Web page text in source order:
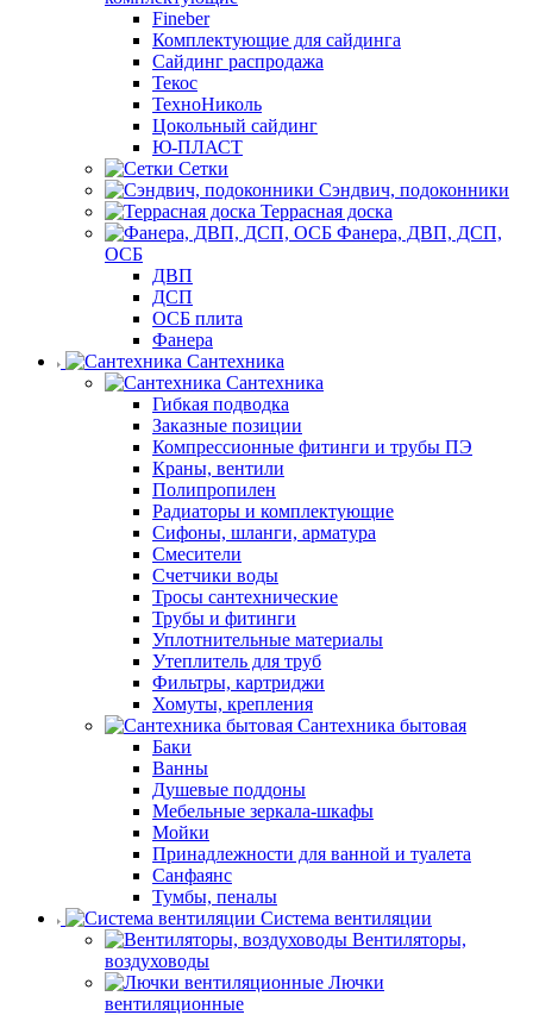
Fineber
Комплектующие для сайдинга
Сайдинг распродажа
Текос
ТехноНиколь
Цокольный сайдинг
Ю-ПЛАСТ
Сетки
Сэндвич, подоконники
Террасная доска
Фанера, ДВП, ДСП,
ОСБ
ДВП
ДСП
ОСБ плита
Фанера
Сантехника
Сантехника
Гибкая подводка
Заказные позиции
Компрессионные фитинги и трубы ПЭ
Краны, вентили
Полипропилен
Радиаторы и комплектующие
Сифоны, шланги, арматура
Смесители
Счетчики воды
Тросы сантехнические
Трубы и фитинги
Уплотнительные материалы
Утеплитель для труб
Фильтры, картриджи
Хомуты, крепления
Сантехника бытовая
Баки
Ванны
Душевые поддоны
Мебельные зеркала-шкафы
Мойки
Принадлежности для ванной и туалета
Санфаянс
Тумбы, пеналы
Система вентиляции
Вентиляторы,
воздуховоды
Лючки
вентиляционные